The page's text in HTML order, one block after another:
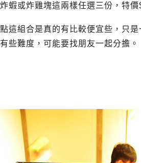
炸蝦或炸雞塊這兩樣任選三份，特
點這組合是真的有比較便宜些，只
有些難度，可能要找朋友一起分擔。